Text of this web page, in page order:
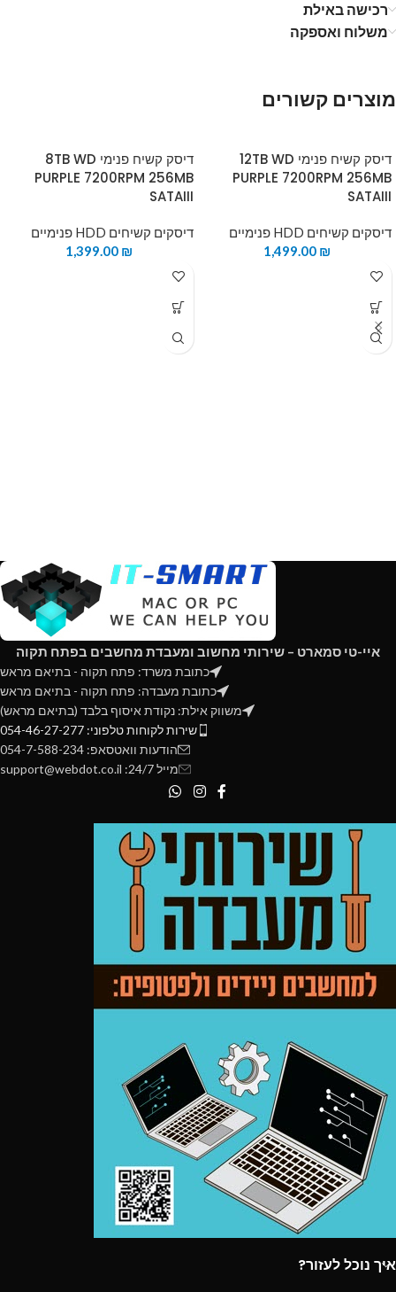
רכישה באילת
משלוח ואספקה
מוצרים קשורים
דיסק קשיח פנימי 12TB WD
PURPLE 7200RPM 256MB
SATAIII
דיסקים קשיחים HDD פנימיים
1,499.00 ₪
דיסק קשיח פנימי 8TB WD
PURPLE 7200RPM 256MB
SATAIII
דיסקים קשיחים HDD פנימיים
1,399.00 ₪
איי-טי סמארט – שירותי מחשוב ומעבדת מחשבים בפתח תקוה
כתובת משרד: פתח תקוה - בתיאם מראש
כתובת מעבדה: פתח תקוה - בתיאם מראש
משווק אילת: נקודת איסוף בלבד (בתיאם מראש)
שירות לקוחות טלפוני: 054-46-27-277
הודעות וואטסאפ: 054-7-588-234
מייל 24/7: support@webdot.co.il
איך נוכל לעזור?